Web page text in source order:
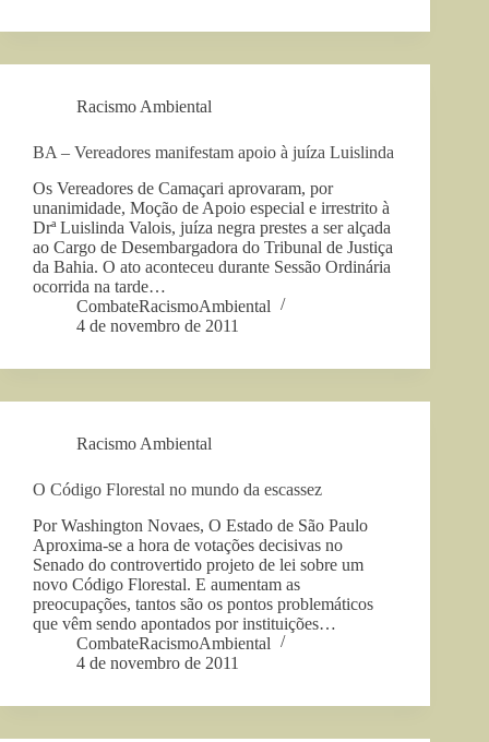
Racismo Ambiental
BA – Vereadores manifestam apoio à juíza Luislinda
Os Vereadores de Camaçari aprovaram, por
unanimidade, Moção de Apoio especial e irrestrito à
Drª Luislinda Valois, juíza negra prestes a ser alçada
ao Cargo de Desembargadora do Tribunal de Justiça
da Bahia. O ato aconteceu durante Sessão Ordinária
ocorrida na tarde…
CombateRacismoAmbiental
4 de novembro de 2011
Racismo Ambiental
O Código Florestal no mundo da escassez
Por Washington Novaes, O Estado de São Paulo
Aproxima-se a hora de votações decisivas no
Senado do controvertido projeto de lei sobre um
novo Código Florestal. E aumentam as
preocupações, tantos são os pontos problemáticos
que vêm sendo apontados por instituições…
CombateRacismoAmbiental
4 de novembro de 2011